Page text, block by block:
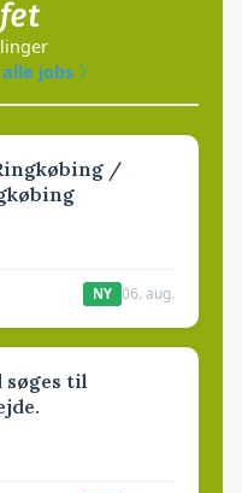
alle jobs
/
NY 06. aug.
til